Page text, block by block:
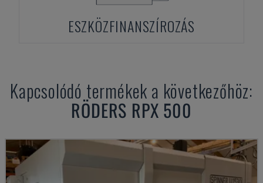
ESZKÖZFINANSZÍROZÁS
Kapcsolódó termékek a következőhöz:
RÖDERS RPX 500